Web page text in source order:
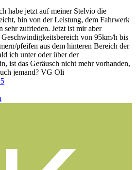
habe jetzt auf meiner Stelvio die
bin von der Leistung, dem Fahrwerk
sehr zufrieden. Jetzt ist mir aber
von 95km/h bis
pfeifen aus dem hinteren Bereich der
ich unter oder über der
ist das Geräusch nicht mehr vorhanden,
jemand? VG Oli